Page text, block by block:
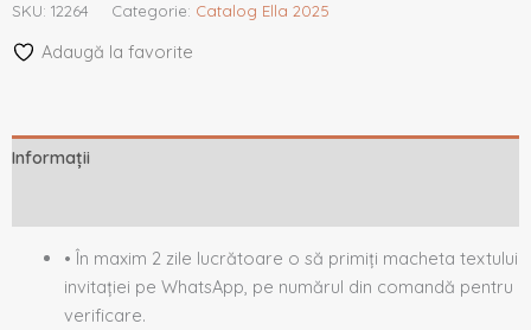
SKU: 12264 Categorie: Catalog Ella 2025
Adaugă la favorite
Informații
• În maxim 2 zile lucrătoare o să primiți macheta textului
invitației pe WhatsApp, pe numărul din comandă pentru
verificare.